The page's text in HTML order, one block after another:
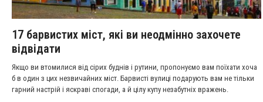
17 барвистих міст, які ви неодмінно захочете
відвідати
Якщо ви втомилися від сірих буднів і рутини, пропонуємо вам поїхати хоча
б в один з цих незвичайних міст. Барвисті вулиці подарують вам не тільки
гарний настрій і яскраві спогади, а й цілу купу незабутніх вражень.